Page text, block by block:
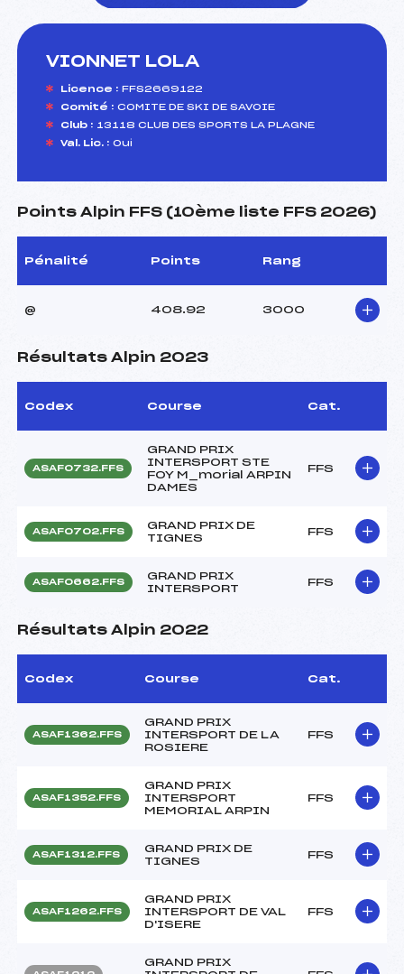
VIONNET LOLA
Licence : FFS2669122
Comité : COMITE DE SKI DE SAVOIE
Club : 13118 CLUB DES SPORTS LA PLAGNE
Val. Lic. : Oui
Points Alpin FFS (10ème liste FFS 2026)
Pénalité Points Rang
@ 408.92 3000
Résultats Alpin 2023
Codex Course Cat.
ASAF0732.FFS
GRAND PRIX
INTERSPORT STE
FOY M_morial ARPIN
DAMES
FFS
ASAF0702.FFS
GRAND PRIX DE
TIGNES
FFS
ASAF0662.FFS
GRAND PRIX
INTERSPORT
FFS
Résultats Alpin 2022
Codex Course Cat.
ASAF1362.FFS
GRAND PRIX
INTERSPORT DE LA
ROSIERE
FFS
ASAF1352.FFS
GRAND PRIX
INTERSPORT
MEMORIAL ARPIN
FFS
ASAF1312.FFS
GRAND PRIX DE
TIGNES
FFS
ASAF1262.FFS
GRAND PRIX
INTERSPORT DE VAL
D'ISERE
FFS
GRAND PRIX